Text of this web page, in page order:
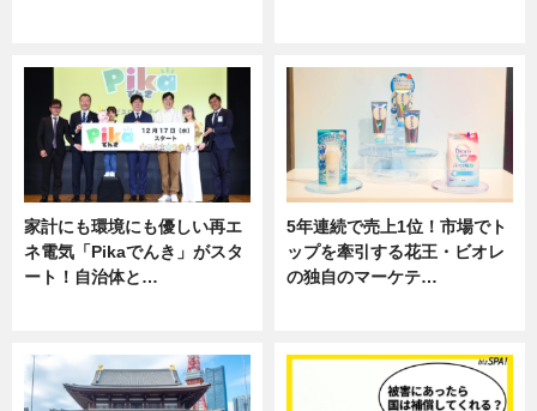
家計にも環境にも優しい再エ
ネ電気「Pikaでんき」がスタ
ート！自治体と…
5年連続で売上1位！市場でト
ップを牽引する花王・ビオレ
の独自のマーケテ…